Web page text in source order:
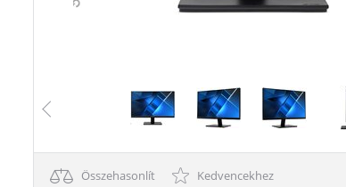
Összehasonlít Kedvencekhez